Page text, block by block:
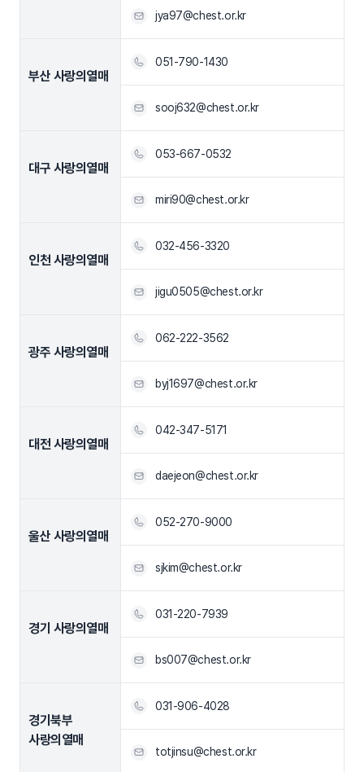
jya97@chest.or.kr
부산 사랑의열매
051-790-1430
sooj632@chest.or.kr
대구 사랑의열매
053-667-0532
miri90@chest.or.kr
인천 사랑의열매
032-456-3320
jigu0505@chest.or.kr
광주 사랑의열매
062-222-3562
byj1697@chest.or.kr
대전 사랑의열매
042-347-5171
daejeon@chest.or.kr
울산 사랑의열매
052-270-9000
sjkim@chest.or.kr
경기 사랑의열매
031-220-7939
bs007@chest.or.kr
경기북부
사랑의열매
031-906-4028
totjinsu@chest.or.kr